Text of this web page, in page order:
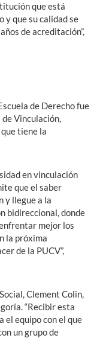
que está
y que su calidad se
de acreditación”,
de Derecho fue
Vinculación,
tiene la
en vinculación
que el saber
y llegue a la
bidireccional, donde
mejor los
la próxima
de la PUCV”,
Clement Colin,
“Recibir esta
el equipo con el que
un grupo de